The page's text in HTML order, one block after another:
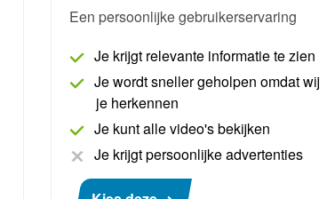
Een persoonlijke gebruikerservaring
Je krijgt relevante informatie te zien
Je wordt sneller geholpen omdat wij
je herkennen
Je kunt alle video's bekijken
Je krijgt persoonlijke advertenties
zoals een UCH (centrale computer) of ECM
leasemaatschappij of garagebedrijf) wordt in